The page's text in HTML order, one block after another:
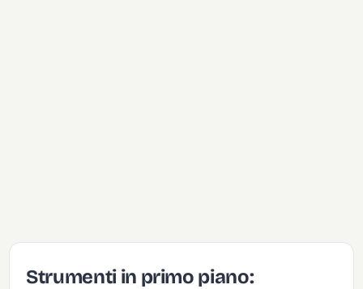
Strumenti in primo piano: